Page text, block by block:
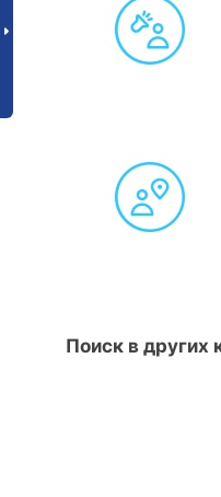
Поиск в других